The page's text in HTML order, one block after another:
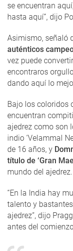
se encuentran
hasta aquí”, dijo
Asimismo, señaló
auténticos
vez puede
encontraros
dando aquí lo
Bajo los coloridos
encuentran
ajedrez como son
indio ‘Velammal
de 16 años, y
título de ‘Gran
mundo del ajedrez.
“En la India hay
talento y
ajedrez”, dijo
antes del